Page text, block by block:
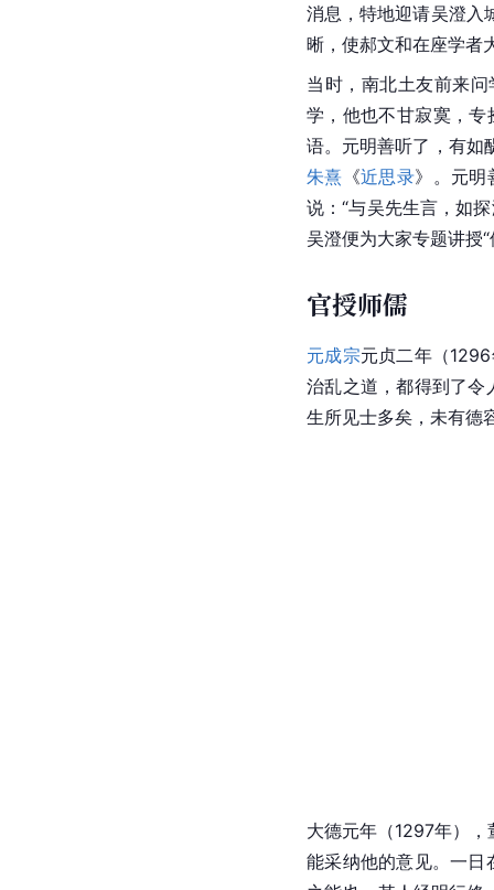
消息，特地迎请吴澄入
晰，使郝文和在座学者
当时，南北土友前来
学，他也不甘寂寞，专
语。元明善听了，有如
朱熹 《近思录》。元明
说：“与吴先生言，如
吴澄便为大家专题讲授
官授师儒
元成宗元贞二年（
治乱之道，都得到了令
生所见士多矣，未有德
大德元年（1297年）
能采纳他的意见。一日